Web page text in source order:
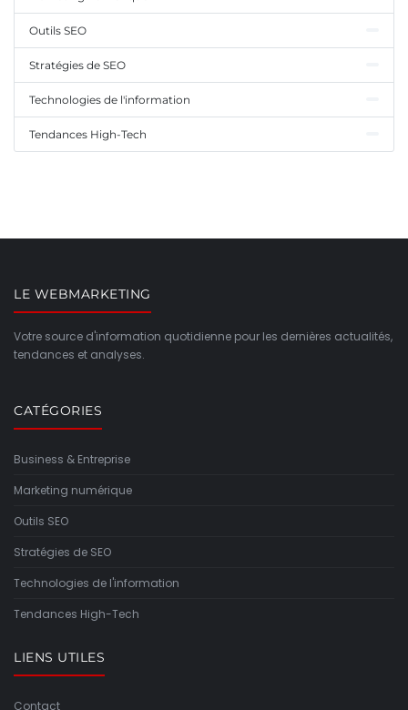
Outils SEO
Stratégies de SEO
Technologies de l'information
Tendances High-Tech
LE WEBMARKETING
Votre source d'information quotidienne pour les dernières actualités,
tendances et analyses.
CATÉGORIES
Business & Entreprise
Marketing numérique
Outils SEO
Stratégies de SEO
Technologies de l'information
Tendances High-Tech
LIENS UTILES
Contact